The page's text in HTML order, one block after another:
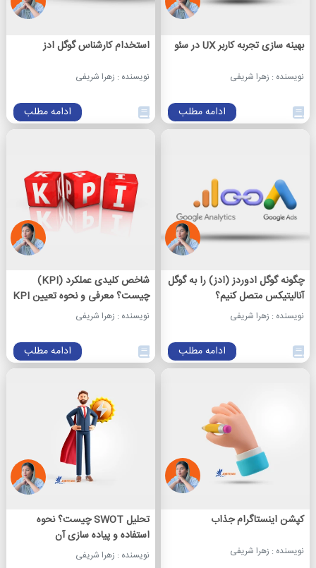
بهینه سازی تجربه کاربر UX در سئو
نویسنده : زهرا شریفی
ادامه مطلب
استخدام کارشناس گوگل ادز
نویسنده : زهرا شریفی
ادامه مطلب
چگونه گوگل ادوردز (ادز) را به گوگل
آنالیتیکس متصل کنیم؟
نویسنده : زهرا شریفی
ادامه مطلب
شاخص کلیدی عملکرد (KPI)
چیست؟ معرفی و نحوه تعیین KPI
نویسنده : زهرا شریفی
ادامه مطلب
کپشن اینستاگرام جذاب
نویسنده : زهرا شریفی
تحلیل SWOT چیست؟ نحوه
استفاده و پیاده سازی آن
نویسنده : زهرا شریفی